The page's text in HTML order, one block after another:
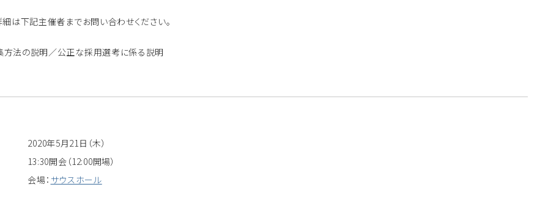
は下記主催者までお問い合わせください。
法の説明／公正な採用選考に係る説明
2020年5月21日（木）
13:30開会（12:00開場）
会場： サウスホール